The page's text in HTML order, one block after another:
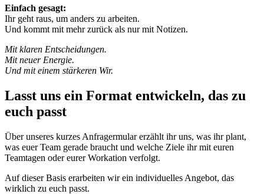
Einfach gesagt:
Ihr geht raus, um anders zu arbeiten.
Und kommt mit mehr zurück als nur mit Notizen.
Mit klaren Entscheidungen.
Mit neuer Energie.
Und mit einem stärkeren Wir.
Lasst uns ein Format entwickeln, das zu
euch passt
Über unseres kurzes Anfragermular erzählt ihr uns, was ihr plant,
was euer Team gerade braucht und welche Ziele ihr mit euren
Teamtagen oder eurer Workation verfolgt.
Auf dieser Basis erarbeiten wir ein individuelles Angebot, das
wirklich zu euch passt.